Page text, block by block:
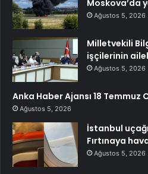
Moskova’da
Ağustos 5, 2026
Milletvekili
işçilerinin
Ağustos 5, 2026
Anka Haber Ajansı 18
Ağustos 5, 2026
İstanbul
Fırtınaya
Ağustos 5, 2026